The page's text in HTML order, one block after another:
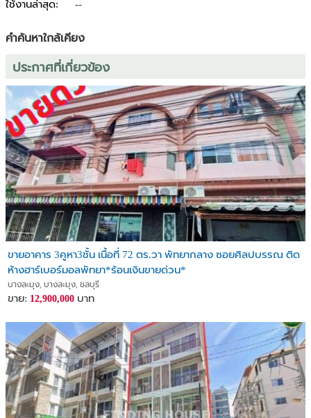
ใช้งานล่าสุด: --
คำค้นหาใกล้เคียง
ประกาศที่เกี่ยวข้อง
ขายอาคาร 3คูหา3ชั้น เนื้อที่ 72 ตร.วา พัทยากลาง ซอยศิลปบรรณ ติด
ห้างฮาร์เบอร์มอลพัทยา*ร้อนเงินขายด่วน*
บางละมุง, บางละมุง, ชลบุรี
ขาย: 12,900,000 บาท